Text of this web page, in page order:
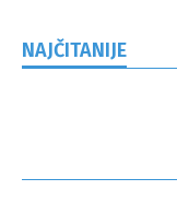
NAJČITANIJE